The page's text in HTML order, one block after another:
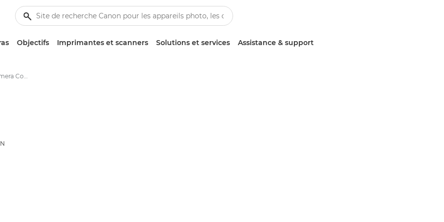
Objectifs Imprimantes et scanners Solutions et services Assistance & support
Application Canon Camera Connect